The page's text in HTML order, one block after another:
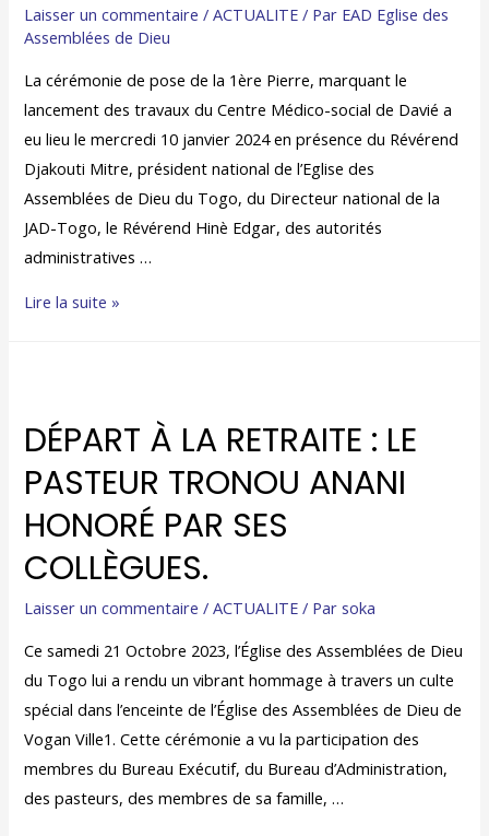
Laisser un commentaire /ACTUALITE / Par EAD Eglise des
Assemblées de Dieu
La cérémonie de pose de la 1ère Pierre, marquant le
lancement des travaux du Centre Médico-social de Davié a
eu lieu le mercredi 10 janvier 2024 en présence du Révérend
Djakouti Mitre, président national de l’Eglise des
Assemblées de Dieu du Togo, du Directeur national de la
JAD-Togo, le Révérend Hinè Edgar, des autorités
administratives …
Lire la suite »
DÉPART À LA RETRAITE : LE
PASTEUR TRONOU ANANI
HONORÉ PAR SES
COLLÈGUES.
Laisser un commentaire /ACTUALITE / Parsoka
Ce samedi 21 Octobre 2023, l’Église des Assemblées de Dieu
du Togo lui a rendu un vibrant hommage à travers un culte
spécial dans l’enceinte de l’Église des Assemblées de Dieu de
Vogan Ville1. Cette cérémonie a vu la participation des
membres du Bureau Exécutif, du Bureau d’Administration,
des pasteurs, des membres de sa famille, …